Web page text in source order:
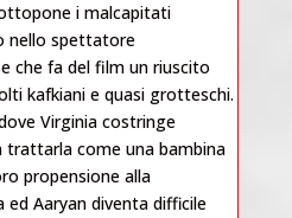
i malcapitati
nello spettatore
che fa del film un riuscito
kafkiani e quasi grotteschi.
Virginia costringe
trattarla come una bambina
propensione alla
Aaryan diventa difficile